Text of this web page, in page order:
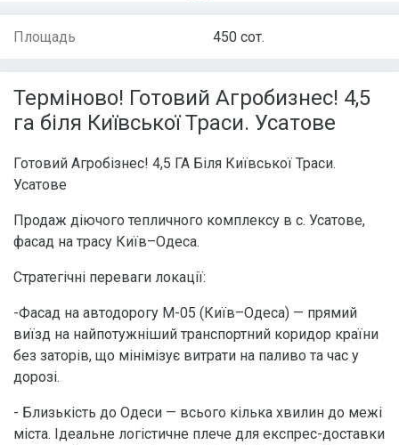
Площадь 450 сот.
Терміново! Готовий Агробизнес! 4,5
га біля Київської Траси. Усатове
Готовий Агробізнес! 4,5 ГА Біля Київської Траси.
Усатове
Продаж діючого тепличного комплексу в с. Усатове,
фасад на трасу Київ–Одеса.
Стратегічні переваги локації:
-Фасад на автодорогу М-05 (Київ–Одеса) — прямий
виїзд на найпотужніший транспортний коридор країни
без заторів, що мінімізує витрати на паливо та час у
дорозі.
- Близькість до Одеси — всього кілька хвилин до межі
міста. Ідеальне логістичне плече для експрес-доставки